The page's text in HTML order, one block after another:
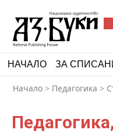
НАЧАЛО ЗА
Начало > Педагогика >